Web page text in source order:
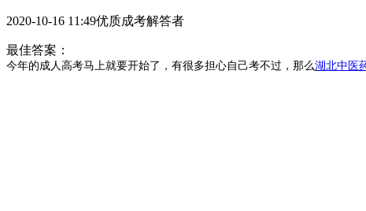
2020-10-16 11:49优质成考解答者
最佳答案：
今年的成人高考马上就要开始了，有很多担心自己考不过，那么湖北中医